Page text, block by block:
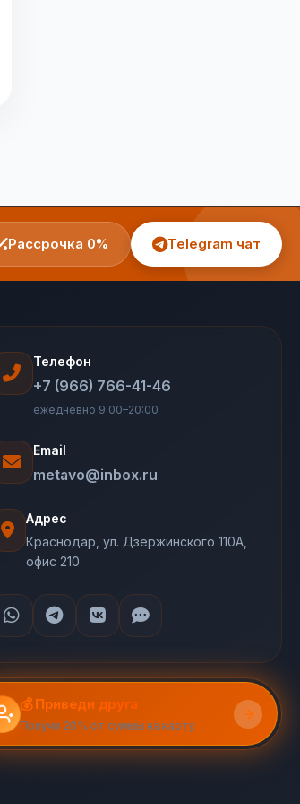
Рассрочка 0% Telegram чат
Телефон
+7 (966) 766-41-46
ежедневно 9:00–20:00
Email
metavo@inbox.ru
Адрес
Краснодар, ул. Дзержинского 110А,
офис 210
💰 Приведи друга
Получи 20% от суммы на карту